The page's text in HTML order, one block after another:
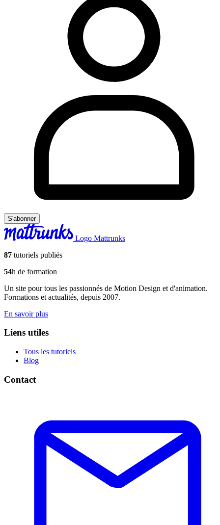
S'abonner
Logo Mattrunks
87 tutoriels publiés
54h de formation
Un site pour tous les passionnés de Motion Design et d'animation.
Formations et actualités, depuis 2007.
En savoir plus
Liens utiles
Tous les tutoriels
Blog
Contact